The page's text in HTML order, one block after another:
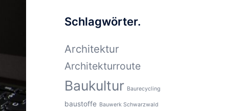
Schlagwörter.
Architektur
Architekturroute
Baukultur Baurecycling
baustoffe Bauwerk Schwarzwald